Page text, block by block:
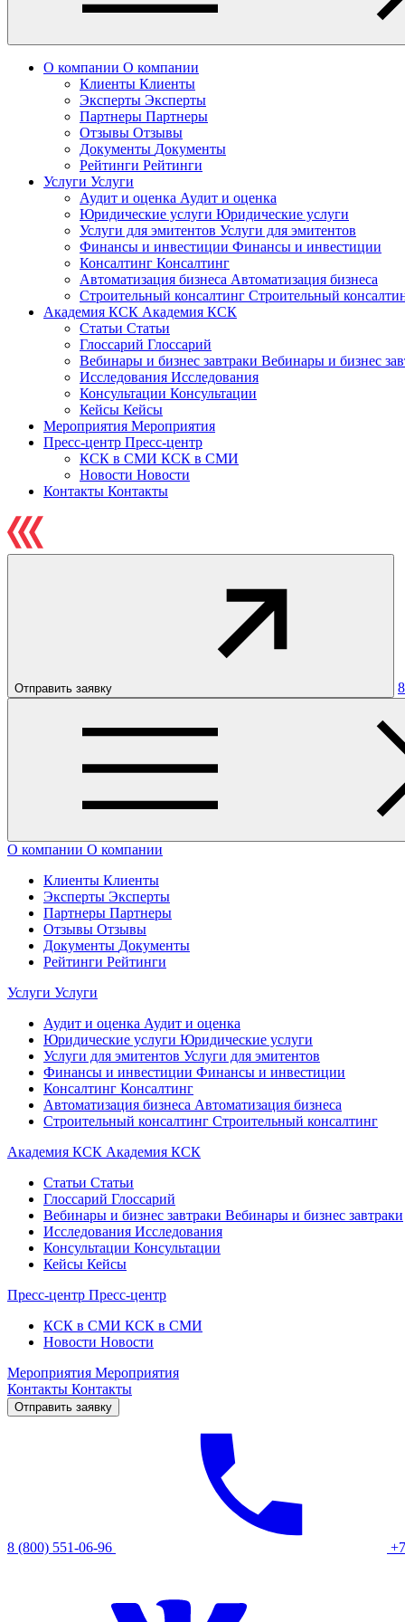
О компании О компании
Клиенты Клиенты
Эксперты Эксперты
Партнеры Партнеры
Отзывы Отзывы
Документы Документы
Рейтинги Рейтинги
Услуги Услуги
Аудит и оценка Аудит и оценка
Юридические услуги Юридические услуги
Услуги для эмитентов Услуги для эмитентов
Финансы и инвестиции Финансы и инвестиции
Консалтинг Консалтинг
Автоматизация бизнеса Автоматизация бизнеса
Строительный консалтинг Строительный
Академия КСК Академия КСК
Статьи Статьи
Глоссарий Глоссарий
Вебинары и бизнес завтраки Вебинары и бизнес
Исследования Исследования
Консультации Консультации
Кейсы Кейсы
Мероприятия Мероприятия
Пресс-центр Пресс-центр
КСК в СМИ КСК в СМИ
Новости Новости
Контакты Контакты
Отправить заявку
О компании О компании
Клиенты Клиенты
Эксперты Эксперты
Партнеры Партнеры
Отзывы Отзывы
Документы Документы
Рейтинги Рейтинги
Услуги Услуги
Аудит и оценка Аудит и оценка
Юридические услуги Юридические услуги
Услуги для эмитентов Услуги для эмитентов
Финансы и инвестиции Финансы и инвестиции
Консалтинг Консалтинг
Автоматизация бизнеса Автоматизация бизнеса
Строительный консалтинг Строительный консалтинг
Академия КСК Академия КСК
Статьи Статьи
Глоссарий Глоссарий
Вебинары и бизнес завтраки Вебинары и бизнес завтраки
Исследования Исследования
Консультации Консультации
Кейсы Кейсы
Пресс-центр Пресс-центр
КСК в СМИ КСК в СМИ
Новости Новости
Мероприятия Мероприятия
Контакты Контакты
Отправить заявку
8 (800) 551-06-96